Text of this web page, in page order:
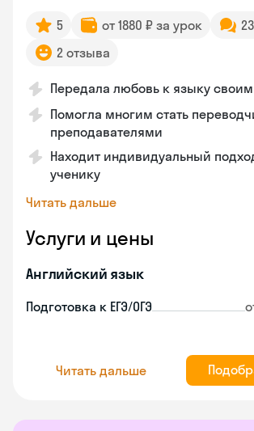
5 от 1880 ₽ за урок
2 отзыва
Передала любовь к языку
Помогла многим стать
преподавателями
Находит индивидуальный
ученику
Читать дальше
Услуги и цены
Английский язык
Подготовка к ЕГЭ/ОГЭ
Читать дальше